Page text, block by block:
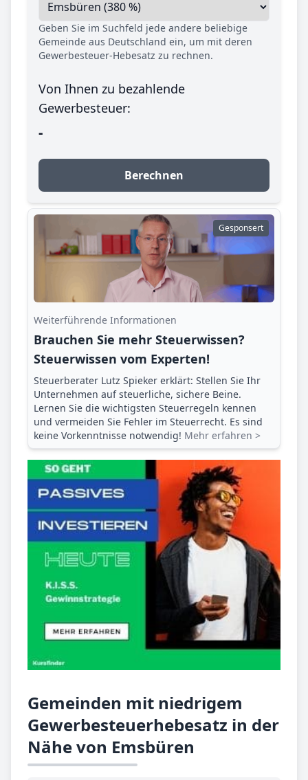
Geben Sie im Suchfeld jede andere beliebige
Gemeinde aus Deutschland ein, um mit deren
Gewerbesteuer-Hebesatz zu rechnen.
Von Ihnen zu bezahlende
Gewerbesteuer:
-
Berechnen
Gesponsert
Weiterführende Informationen
Brauchen Sie mehr Steuerwissen?
Steuerwissen vom Experten!
Steuerberater Lutz Spieker erklärt: Stellen Sie Ihr
Unternehmen auf steuerliche, sichere Beine.
Lernen Sie die wichtigsten Steuerregeln kennen
und vermeiden Sie Fehler im Steuerrecht. Es sind
keine Vorkenntnisse notwendig! Mehr erfahren >
Gemeinden mit niedrigem
Gewerbesteuerhebesatz in der
Nähe von Emsbüren